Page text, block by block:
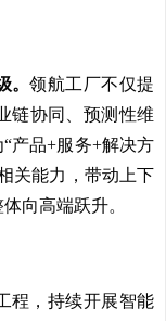
。领航工厂不仅提
链协同、预测性维
产品+服务+解决方
关能力，带动上下
向高端跃升。
程，持续开展智能